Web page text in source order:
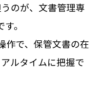
のが、文書管理専
。
作で、保管文書の在
ルタイムに把握で